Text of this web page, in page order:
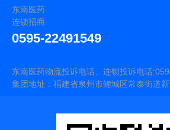
东南医药
连锁招商
0595-22491549
东南医药物流投诉电话、连锁投诉电话
集团地址：福建省泉州市鲤城区常泰街道